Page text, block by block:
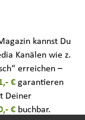
kannst Du
Kanälen wie z.
erreichen –
€ garantieren
Deiner
€ buchbar.